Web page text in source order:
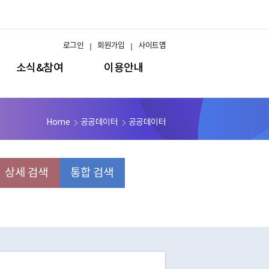
소식&참여 이용안내
로그인 회원가입 사이트맵
Home 공공데이터 공공데이터
상세 검색 통합 검색